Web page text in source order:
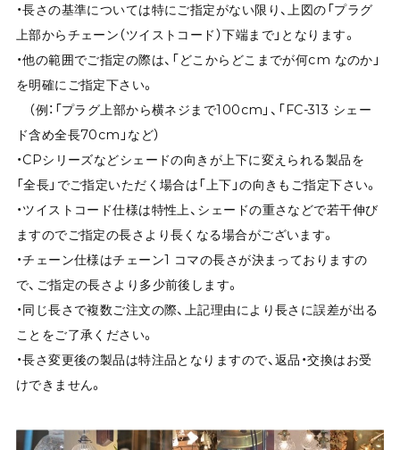
・長さの基準については特にご指定がない限り、上図の「プラグ
上部からチェーン（ツイストコード）下端まで」となります。
・他の範囲でご指定の際は、「どこからどこまでが何cm なのか」
を明確にご指定下さい。
（例：「プラグ上部から横ネジまで100cm」、「FC-313 シェー
ド含め全長70cm」など）
・CPシリーズなどシェードの向きが上下に変えられる製品を
「全長」でご指定いただく場合は「上下」の向きもご指定下さい。
・ツイストコード仕様は特性上、シェードの重さなどで若干伸び
ますのでご指定の長さより長くなる場合がございます。
・チェーン仕様はチェーン1 コマの長さが決まっておりますの
で、ご指定の長さより多少前後します。
・同じ長さで複数ご注文の際、上記理由により長さに誤差が出る
ことをご了承ください。
・長さ変更後の製品は特注品となりますので、返品・交換はお受
けできません。